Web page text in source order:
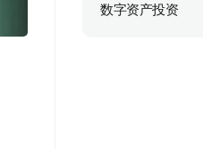
数字资产投资